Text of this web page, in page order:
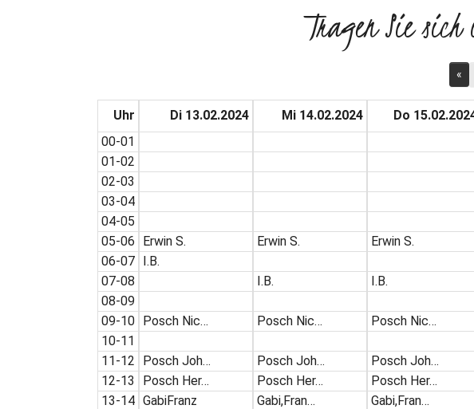
Tragen Sie
«
Uhr
00-01
01-02
02-03
03-04
04-05
05-06
06-07
07-08
08-09
09-10
10-11
11-12
12-13
13-14
Di 13.02.2024
Erwin S.
I.B.
Posch Nic…
Posch Joh…
Posch Her…
GabiFranz
Mi 14.02.2024
Erwin S.
I.B.
Posch Nic…
Posch Joh…
Posch Her…
Gabi,Fran…
Do
Erwin S.
I.B.
Posch Nic…
Posch Joh…
Posch Her…
Gabi,Fran…